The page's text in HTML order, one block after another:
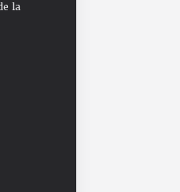
la